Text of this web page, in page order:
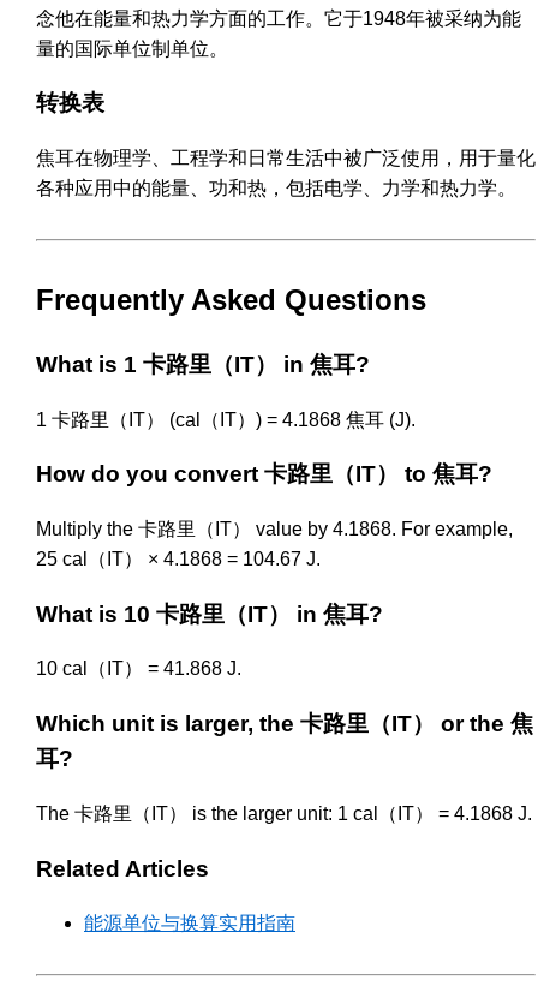
念他在能量和热力学方面的工作。它于1948年被采纳为能
量的国际单位制单位。
转换表
焦耳在物理学、工程学和日常生活中被广泛使用，用于量化
各种应用中的能量、功和热，包括电学、力学和热力学。
Frequently Asked Questions
What is 1 卡路里（IT） in 焦耳?
1 卡路里（IT） (cal（IT）) = 4.1868 焦耳 (J).
How do you convert 卡路里（IT） to 焦耳?
Multiply the 卡路里（IT） value by 4.1868. For example,
25 cal（IT） × 4.1868 = 104.67 J.
What is 10 卡路里（IT） in 焦耳?
10 cal（IT） = 41.868 J.
Which unit is larger, the 卡路里（IT） or the 焦
耳?
The 卡路里（IT） is the larger unit: 1 cal（IT） = 4.1868 J.
Related Articles
能源单位与换算实用指南